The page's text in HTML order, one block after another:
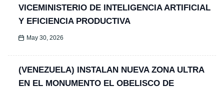
VICEMINISTERIO DE INTELIGENCIA ARTIFICIAL
Y EFICIENCIA PRODUCTIVA
May 30, 2026
(VENEZUELA) INSTALAN NUEVA ZONA ULTRA
EN EL MONUMENTO EL OBELISCO DE